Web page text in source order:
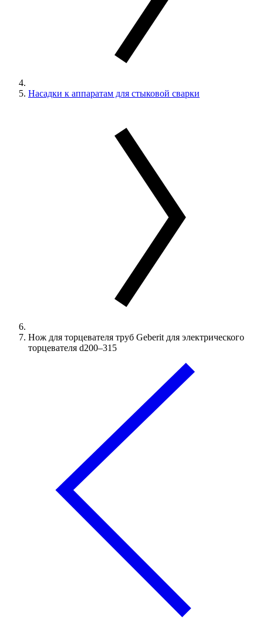
Насадки к аппаратам для стыковой сварки
Нож для торцевателя труб Geberit для электрического
торцевателя d200–315